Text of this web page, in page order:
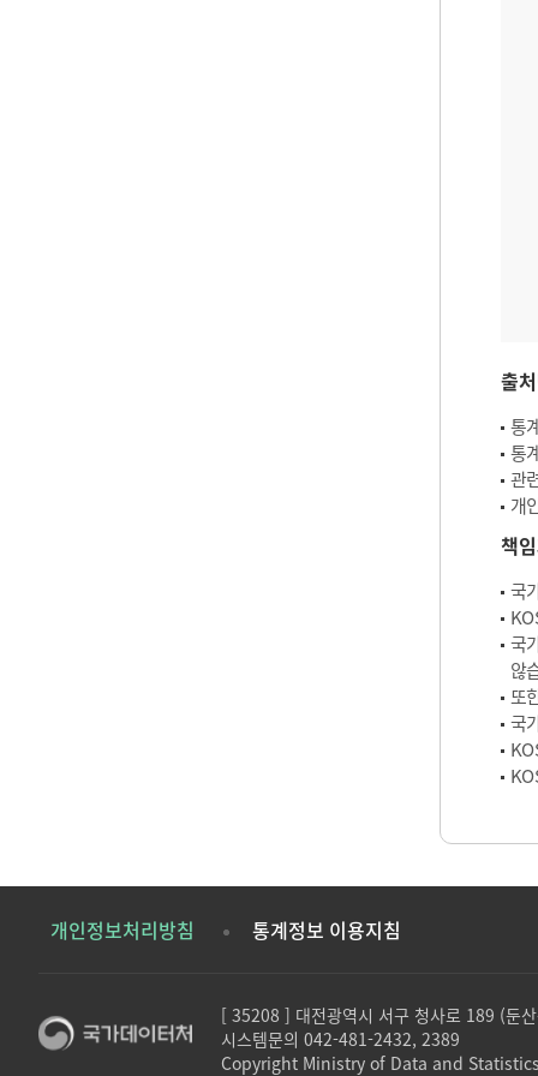
출
통
통
관
개
책
국
국
않
또
국
개인정보처리방침 통계정보 이용지침
[ 35208 ] 대전광역시 서구 청사로 189 (둔
시스템문의 042-481-2432, 2389
Copyright Ministry of Data and